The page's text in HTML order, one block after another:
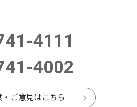
4111
4002
ご意見はこちら